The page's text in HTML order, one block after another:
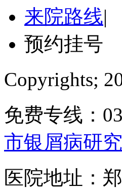
来院路线|
预约挂号
Copyrights;
免费专线：
市银屑病研
医院地址：